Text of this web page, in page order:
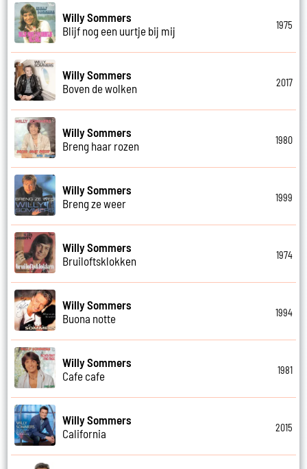
Willy Sommers
Blijf nog een uurtje bij mij
1975
Willy Sommers
Boven de wolken
2017
Willy Sommers
Breng haar rozen
1980
Willy Sommers
Breng ze weer
1999
Willy Sommers
Bruiloftsklokken
1974
Willy Sommers
Buona notte
1994
Willy Sommers
Cafe cafe
1981
Willy Sommers
California
2015